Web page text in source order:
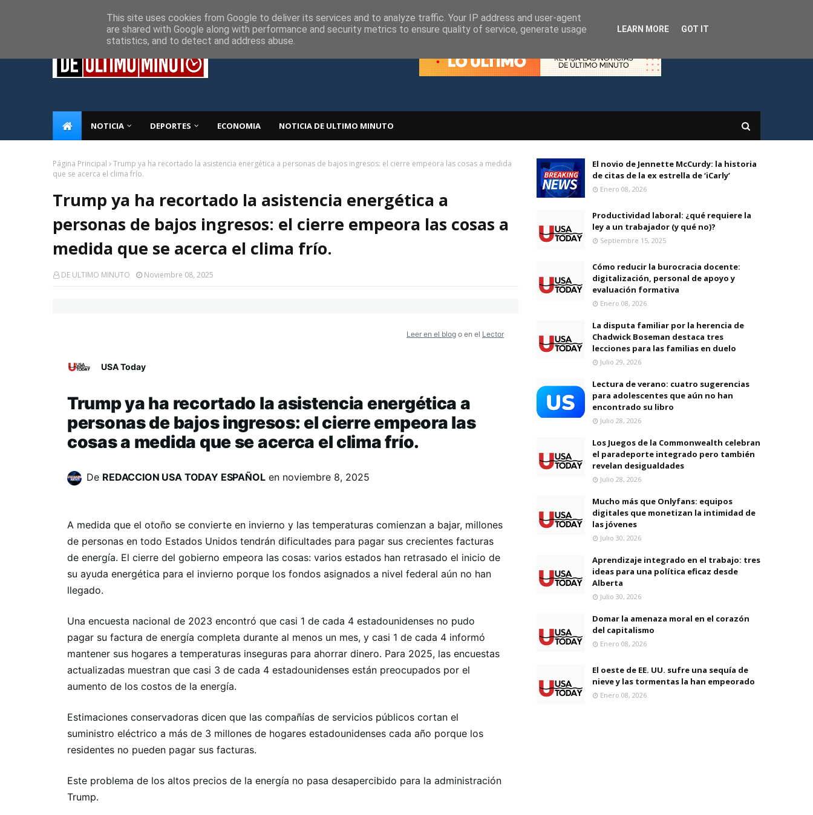
NOTICIA DEPORTES ECONOMIA NOTICIA DE ULTIMO MINUTO
Página Principal
Trump ya ha recortado la asistencia energética a personas de bajos ingresos: el cierre empeora las cosas a medida
que se acerca el clima frío.
Trump ya ha recortado la asistencia energética a
personas de bajos ingresos: el cierre empeora las cosas a
medida que se acerca el clima frío.
DE ULTIMO MINUTO Noviembre 08, 2025
Leer en el blog o en el Lector
USA Today
Trump ya ha recortado la asistencia energética a
personas de bajos ingresos: el cierre empeora las
cosas a medida que se acerca el clima frío.
De REDACCION USA TODAY ESPAÑOLen noviembre 8, 2025
A medida que el otoño se convierte en invierno y las temperaturas comienzan a bajar, millones
de personas en todo Estados Unidos tendrán dificultades para pagar sus crecientes facturas
de energía. El cierre del gobierno empeora las cosas: varios estados han retrasado el inicio de
su ayuda energética para el invierno porque los fondos asignados a nivel federal aún no han
llegado.
Una encuesta nacional de 2023 encontró que casi 1 de cada 4 estadounidenses no pudo
pagar su factura de energía completa durante al menos un mes, y casi 1 de cada 4 informó
mantener sus hogares a temperaturas inseguras para ahorrar dinero. Para 2025, las encuestas
actualizadas muestran que casi 3 de cada 4 estadounidenses están preocupados por el
aumento de los costos de la energía.
Estimaciones conservadoras dicen que las compañías de servicios públicos cortan el
suministro eléctrico a más de 3 millones de hogares estadounidenses cada año porque los
residentes no pueden pagar sus facturas.
Este problema de los altos precios de la energía no pasa desapercibido para la administración
Trump.
El novio de Jennette McCurdy: la historia
de citas de la ex estrella de ‘iCarly’
Enero 08, 2026
Productividad laboral: ¿qué requiere la
ley a un trabajador (y qué no)?
Septiembre 15, 2025
Cómo reducir la burocracia docente:
digitalización, personal de apoyo y
evaluación formativa
Enero 08, 2026
La disputa familiar por la herencia de
Chadwick Boseman destaca tres
lecciones para las familias en duelo
Julio 29, 2026
Lectura de verano: cuatro sugerencias
para adolescentes que aún no han
encontrado su libro
Julio 28, 2026
Los Juegos de la Commonwealth celebran
el paradeporte integrado pero también
revelan desigualdades
Julio 28, 2026
Mucho más que Onlyfans: equipos
digitales que monetizan la intimidad de
las jóvenes
Julio 30, 2026
Aprendizaje integrado en el trabajo: tres
ideas para una política eficaz desde
Alberta
Julio 30, 2026
Domar la amenaza moral en el corazón
del capitalismo
Enero 08, 2026
El oeste de EE. UU. sufre una sequía de
nieve y las tormentas la han empeorado
Enero 08, 2026
This site uses cookies from Google to deliver its services and to analyze traffic. Your IP address and user-agent
are shared with Google along with performance and security metrics to ensure quality of service, generate usage
statistics, and to detect and address abuse.
LEARN MORE GOT IT